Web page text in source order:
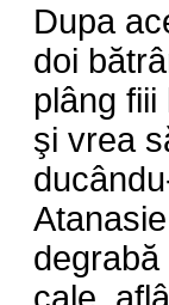
Dupa
doi
plâng
şi vrea